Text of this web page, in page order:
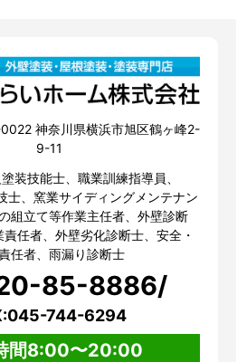
0022 神奈川県横浜市旭区鶴ヶ峰2-
9-11
塗装技能士、職業訓練指導員、
士、窯業サイディングメンテナン
組立て等作業主任者、外壁診断
任者、外壁劣化診断士、安全・
任者、雨漏り診断士
85-8886/
744-6294
間8:00〜20:00